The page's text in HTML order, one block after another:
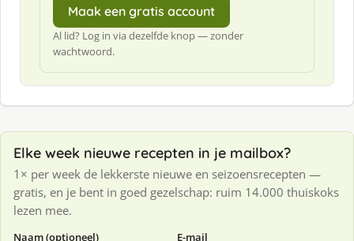
Maak een gratis account
Al lid? Log in via dezelfde knop — zonder
wachtwoord.
Elke week nieuwe recepten in je mailbox?
1× per week de lekkerste nieuwe en seizoensrecepten —
gratis, en je bent in goed gezelschap: ruim 14.000 thuiskoks
lezen mee.
Naam (optioneel) E-mail